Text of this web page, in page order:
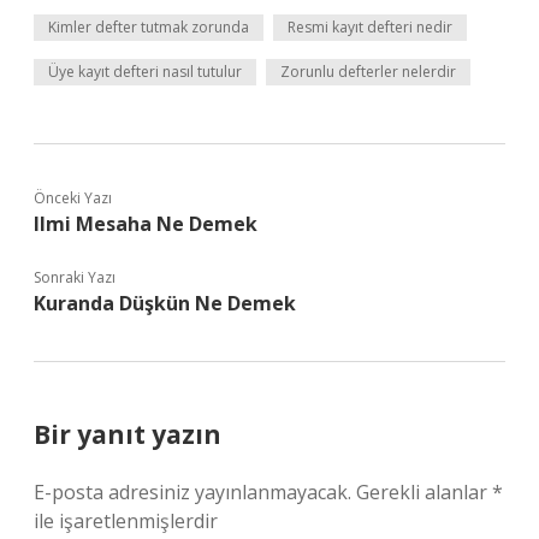
Kimler defter tutmak zorunda Resmi kayıt defteri nedir
Üye kayıt defteri nasıl tutulur Zorunlu defterler nelerdir
Önceki Yazı
Ilmi Mesaha Ne Demek
Sonraki Yazı
Kuranda Düşkün Ne Demek
Bir yanıt yazın
E-posta adresiniz yayınlanmayacak. Gerekli alanlar*
ile işaretlenmişlerdir